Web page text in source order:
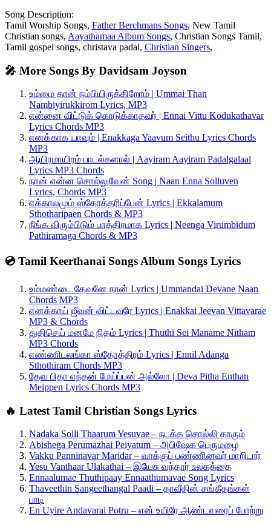
Song Description:
Tamil Worship Songs, Father Berchmans Songs, New Tamil
Christian songs, Aayathamaa Album Songs, Christian Songs Tamil,
Tamil gospel songs, christava padal, Christian Singers,
🎤 More Songs By Davidsam Joyson
உம்மை தான் நம்பியிருக்கிறோம் | Ummai Than
Nambiyirukkirom Lyrics, MP3
என்னை விட்டுக் கொடுக்காதவர் | Ennai Vittu Kodukathavar
Lyrics Chords MP3
எனக்காக யாவும் | Enakkaga Yaavum Seithu Lyrics Chords
MP3
ஆயிரமாயிரம் பாடல்களால் | Aayiram Aayiram Padalgalaal
Lyrics MP3 Chords
நான் என்ன சொல்லுவேன் Song | Naan Enna Solluven
Lyrics, Chords MP3
எக்காலமும் ஸ்தோத்தரிப்பேன் Lyrics | Ekkalamum
Sthotharipaen Chords & MP3
நீங்க விரும்பிடும் பாத்திரமாக Lyrics | Neenga Virumbidum
Pathiramaga Chords & MP3
💿 Tamil Keerthanai Songs Album Songs Lyrics
உம்மண்டை தேவனே நான் Lyrics | Ummandai Devane Naan
Chords MP3
எனக்காய் ஜீவன் விட்டவரே Lyrics | Enakkai Jeevan Vittavarae
MP3 & Chords
துதிசெய் மனமே நிதம் Lyrics | Thuthi Sei Maname Nitham
MP3 Chords
எண்ணிடலங்கா ஸ்தோத்திரம் Lyrics | Ennil Adanga
Sthothiram Chords MP3
தேவ பிதா எந்தன் மேய்ப்பன் அல்லோ | Deva Pitha Enthan
Meippen Lyrics Chords MP3
🔥 Latest Tamil Christian Songs Lyrics
Nadaka Solli Thaarum Yesuvae – நடக்க சொல்லி தாரும்
Abishega Perumazhai Peiyatum – அபிஷேக பெருமழை
Vakku Panninavar Maridar – வாக்குப் பண்ணினவர் மாறிடார்
Yesu Vanthaar Ulakathai – இயேசு வந்தார் உலகத்தை
Ennaalumae Thuthipaay Ennaathumavae Song Lyrics
Thaveethin Sangeethangal Paadi – தாவீதின் சங்கீதங்கள்
பாடி
En Uyire Andavarai Potru – என் உயிரே ஆண்டவரைப் போற்று